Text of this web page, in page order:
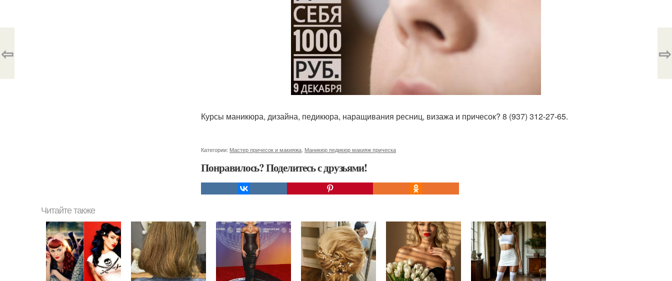
Курсы маникюра, дизайна, педикюра, наращивания ресниц, визажа и причесок? 8 (937) 312-27-65.
Категории: Мастер причесок и макияжа Маникюр педикюр макияж прическа
Понравилось? Поделитесь с друзьями!
⇦ ⇨
Читайте также